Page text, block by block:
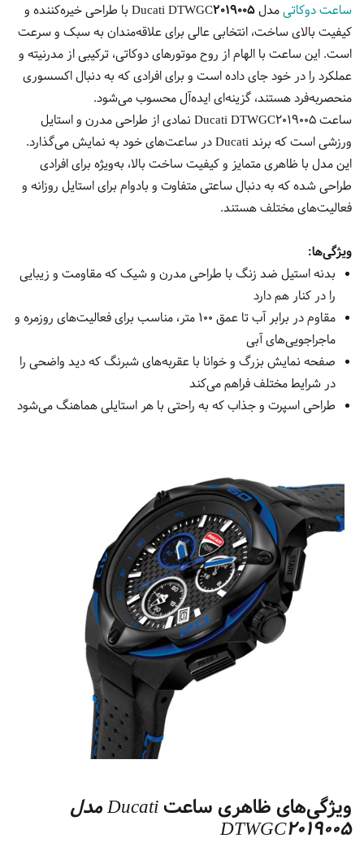
ساعت دوکاتیمدلDucati DTWGC2019005 با طراحی خیره‌کننده و
کیفیت بالای ساخت، انتخابی عالی برای علاقه‌مندان به سبک و سرعت
است. این ساعت با الهام از روح موتورهای دوکاتی، ترکیبی از مدرنیته و
عملکرد را در خود جای داده است و برای افرادی که به دنبال اکسسوری
منحصربه‌فرد هستند، گزینه‌ای ایده‌آل محسوب می‌شود.
ساعت Ducati DTWGC2019005 نمادی از طراحی مدرن و استایل
ورزشی است که برند Ducati در ساعت‌های خود به نمایش می‌گذارد.
این مدل با ظاهری متمایز و کیفیت ساخت بالا، به‌ویژه برای افرادی
طراحی شده که به دنبال ساعتی متفاوت و بادوام برای استایل روزانه و
فعالیت‌های مختلف هستند.
ویژگی‌ها:
بدنه‌ استیل ضد زنگ با طراحی مدرن و شیک که مقاومت و زیبایی
را در کنار هم دارد
مقاوم در برابر آب تا عمق 100 متر، مناسب برای فعالیت‌های روزمره و
ماجراجویی‌های آبی
صفحه نمایش بزرگ و خوانا با عقربه‌های شبرنگ که دید واضحی را
در شرایط مختلف فراهم می‌کند
طراحی اسپرت و جذاب که به راحتی با هر استایلی هماهنگ می‌شود
ویژگی‌های ظاهری ساعت Ducati مدل
DTWGC2019005